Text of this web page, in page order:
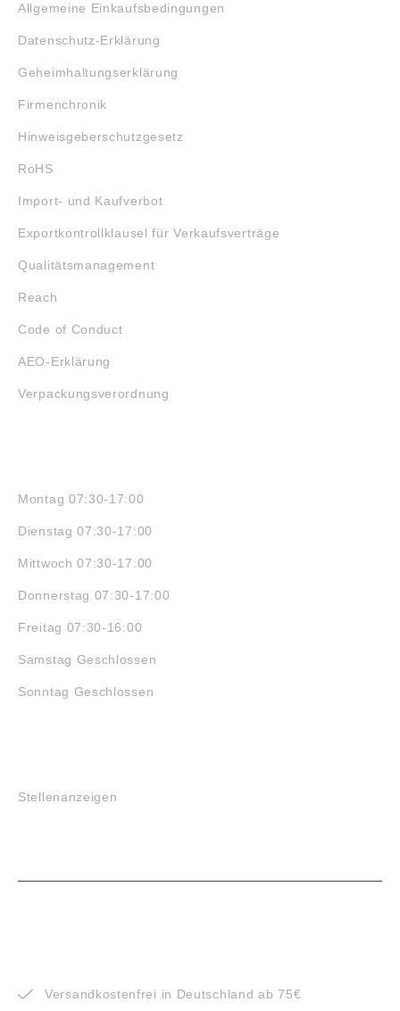
Allgemeine Einkaufsbedingungen
Datenschutz-Erklärung
Geheimhaltungserklärung
Firmenchronik
Hinweisgeberschutzgesetz
RoHS
Import- und Kaufverbot
Exportkontrollklausel für Verkaufsverträge
Qualitätsmanagement
Reach
Code of Conduct
AEO-Erklärung
Verpackungsverordnung
Montag 07:30-17:00
Dienstag 07:30-17:00
Mittwoch 07:30-17:00
Donnerstag 07:30-17:00
Freitag 07:30-16:00
Samstag Geschlossen
Sonntag Geschlossen
Stellenanzeigen
Versandkostenfrei in Deutschland ab 75€